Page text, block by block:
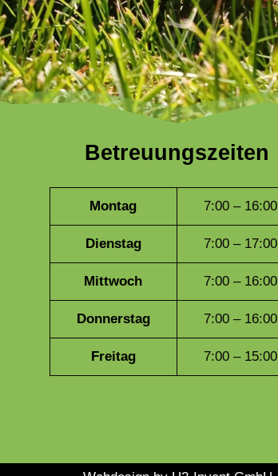
Betreuungszeiten
Montag 7:00 – 16:00
Dienstag 7:00 – 17:00
Mittwoch 7:00 – 16:00
Donnerstag 7:00 – 16:00
Freitag 7:00 – 15:00